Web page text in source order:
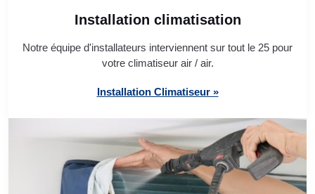
Installation climatisation
Notre équipe d'installateurs interviennent sur tout le 25 pour
votre climatiseur air / air.
Installation Climatiseur »